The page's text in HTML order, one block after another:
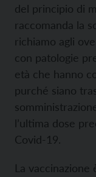
del principio di
raccomanda la
richiamo agli
con patologie
età che hanno
purché siano
l’ultima dose
Covid-19.
La vaccinazione